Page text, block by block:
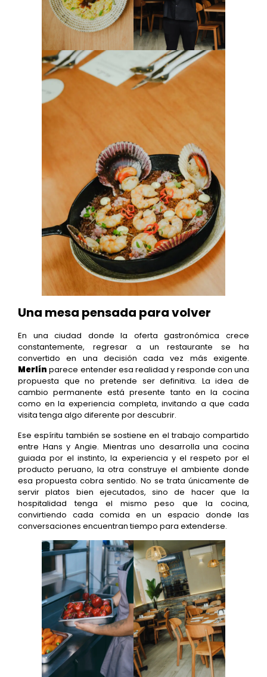
Una mesa pensada para volver
En una ciudad donde la oferta gastronómica crece
constantemente, regresar a un restaurante se ha
convertido en una decisión cada vez más exigente.
Merlín parece entender esa realidad y responde con una
propuesta que no pretende ser definitiva. La idea de
cambio permanente está presente tanto en la cocina
como en la experiencia completa, invitando a que cada
visita tenga algo diferente por descubrir.
Ese espíritu también se sostiene en el trabajo compartido
entre Hans y Angie. Mientras uno desarrolla una cocina
guiada por el instinto, la experiencia y el respeto por el
producto peruano, la otra construye el ambiente donde
esa propuesta cobra sentido. No se trata únicamente de
servir platos bien ejecutados, sino de hacer que la
hospitalidad tenga el mismo peso que la cocina,
convirtiendo cada comida en un espacio donde las
conversaciones encuentran tiempo para extenderse.